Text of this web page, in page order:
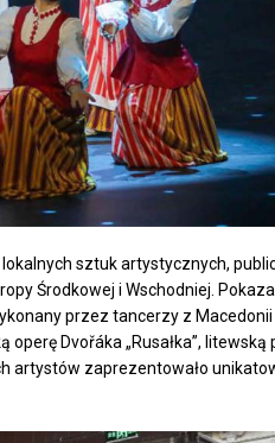
sztuk artystycznych,
Środkowej i Wschodniej.
przez tancerzy z Macedonii
Dvořáka „Rusałka”, litewską
artystów zaprezentowało